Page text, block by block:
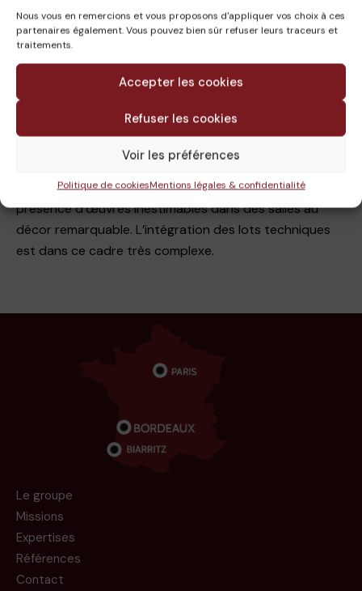
Nous vous en remercions et vous proposons d'appliquer vos choix à ces
partenaires également. Vous pouvez bien sûr refuser leurs traceurs et
traitements.
Accepter les cookies
Refuser les cookies
Voir les préférences
Politique de cookiesMentions légales & confidentialité
Le projet prévoit la rénovation complète des
installations techniques dans les locaux accueillant des
œuvres majeures du musée.
Caractéristiques :
Le lieu en lui-même est une caractéristique, du fait de la
présence d’œuvres inestimables dans des salles au
décor remarquable. L’intégration des lots techniques
Contact
Accord Cadre UGAP
Accord Cadre RESAH
Réseau Alliance Ingénierie
Notre brochure détaillée